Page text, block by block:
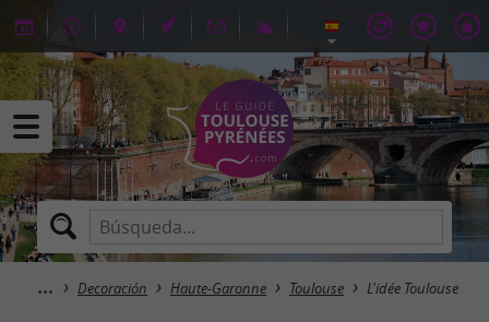
Decoración Haute-Garonne Toulouse L'idée Toulouse